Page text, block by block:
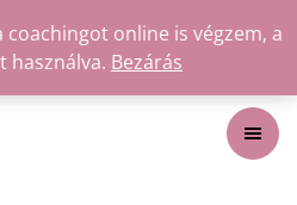
online is végzem, a
használva. Bezárás